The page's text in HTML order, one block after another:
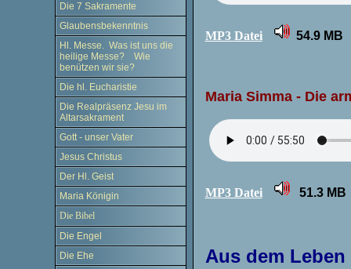
Die 7 Sakramente
Glaubensbekenntnis
Hl. Messe. Was ist uns die
heilige Messe? Wie
benützen wir sie?
Die hl. Eucharistie
Die Realpräsenz Jesu im
Altarsakrament
Gott - unser Vater
Jesus Christus
Der Hl. Geist
Maria Königin
Die Bibel
Die Engel
Die Ehe
MP3 Datei 54.9 MB
Maria Simma - Die
MP3 Datei 51.3 MB
Aus dem Leben